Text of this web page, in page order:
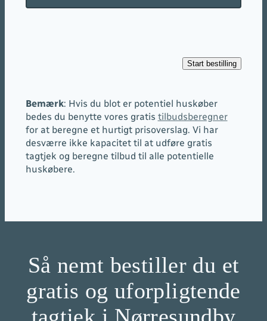
Bemærk: Hvis du blot er potentiel huskøber
bedes du benytte vores gratis tilbudsberegner
for at beregne et hurtigt prisoverslag. Vi har
desværre ikke kapacitet til at udføre gratis
tagtjek og beregne tilbud til alle potentielle
huskøbere.
Så nemt bestiller du et
gratis og uforpligtende